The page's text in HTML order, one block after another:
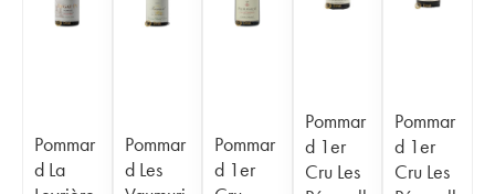
Pommar
d La
Pommar
d Les
Pommar
d 1er
Pommar
d 1er
Cru Les
Pommar
d 1er
Cru Les